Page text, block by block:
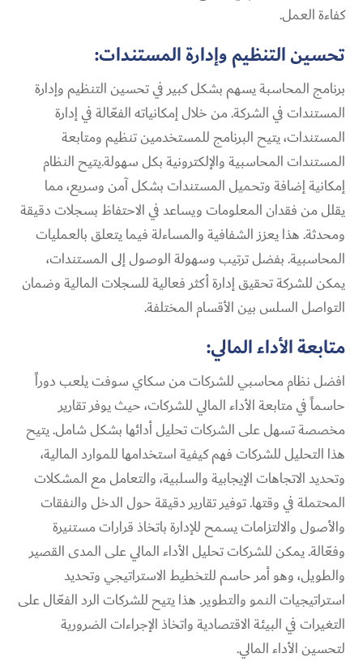
كفاءة العمل.
تحسين التنظيم وإدارة المستندات:
برنامج المحاسبة يسهم بشكل كبير في تحسين التنظيم وإدارة
المستندات في الشركة. من خلال إمكانياته الفعّالة في إدارة
المستندات، يتيح البرنامج للمستخدمين تنظيم ومتابعة
المستندات المحاسبية والإلكترونية بكل سهولة.يتيح النظام
إمكانية إضافة وتحميل المستندات بشكل آمن وسريع، مما
يقلل من فقدان المعلومات ويساعد في الاحتفاظ بسجلات دقيقة
ومحدثة. هذا يعزز الشفافية والمساءلة فيما يتعلق بالعمليات
المحاسبية. بفضل ترتيب وسهولة الوصول إلى المستندات،
يمكن للشركة تحقيق إدارة أكثر فعالية للسجلات المالية وضمان
التواصل السلس بين الأقسام المختلفة.
متابعة الأداء المالي:
افضل نظام محاسبي للشركات من سكاي سوفت يلعب دوراً
حاسماً في متابعة الأداء المالي للشركات، حيث يوفر تقارير
مخصصة تسهل على الشركات تحليل أدائها بشكل شامل. يتيح
هذا التحليل للشركات فهم كيفية استخدامها للموارد المالية،
وتحديد الاتجاهات الإيجابية والسلبية، والتعامل مع المشكلات
المحتملة في وقتها. توفير تقارير دقيقة حول الدخل والنفقات
والأصول والالتزامات يسمح للإدارة باتخاذ قرارات مستنيرة
وفعّالة. يمكن للشركات تحليل الأداء المالي على المدى القصير
والطويل، وهو أمر حاسم للتخطيط الاستراتيجي وتحديد
استراتيجيات النمو والتطوير. هذا يتيح للشركات الرد الفعّال على
التغيرات في البيئة الاقتصادية واتخاذ الإجراءات الضرورية
لتحسين الأداء المالي.